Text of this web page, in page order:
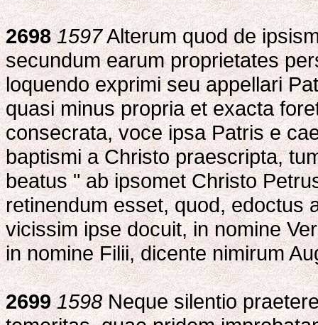
2698 1597Alterum quod de
secundum earum proprietates
loquendo exprimi seu appellari
quasi minus propria et exacta
consecrata, voce ipsa Patris e
baptismi a Christo praescripta,
beatus " ab ipsomet Christo
retinendum esset, quod, edoctus
vicissim ipse docuit, in nomine
in nomine Filii, dicente nimirum
2699 1598Neque silentio